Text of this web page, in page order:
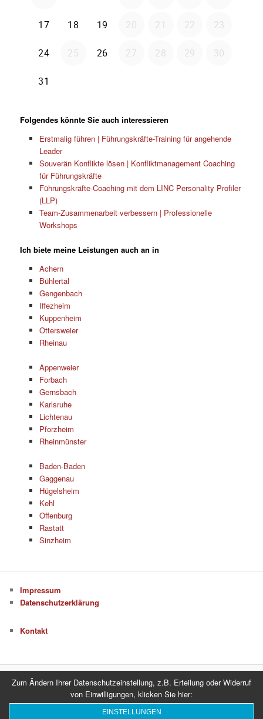
Folgendes könnte Sie auch interessieren
Erstmalig führen | Führungskräfte-Training für angehende
Leader
Souverän Konflikte lösen | Konfliktmanagement Coaching
für Führungskräfte
Führungskräfte-Coaching mit dem LINC Personality Profiler
(LLP)
Team-Zusammenarbeit verbessern | Professionelle
Workshops
Ich biete meine Leistungen auch an in
Achern
Bühlertal
Gengenbach
Iffezheim
Kuppenheim
Ottersweier
Rheinau
Appenweier
Forbach
Gernsbach
Karlsruhe
Lichtenau
Pforzheim
Rheinmünster
Baden-Baden
Gaggenau
Hügelsheim
Kehl
Offenburg
Rastatt
Sinzheim
Impressum
Datenschutzerklärung
Kontakt
Datenschutzerklärung Stolz präsentiert von WordPress
Zum Ändern Ihrer Datenschutzeinstellung, z.B. Erteilung oder Widerruf
von Einwilligungen, klicken Sie hier:
EINSTELLUNGEN